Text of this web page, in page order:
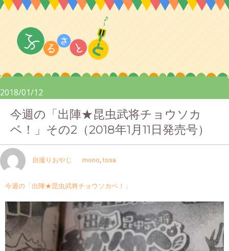
2018/01/12
今週の「出陣★昆虫武将チョウソカ
ベ！」その2（2018年1月11日発売号）
自撮りおやじ mono,tosa
今週の「出陣★昆虫武将チョウソカベ！」